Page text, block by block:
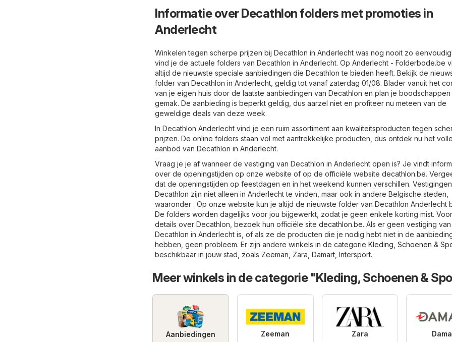
Informatie over Decathlon folders met promoties in
Anderlecht
Winkelen tegen scherpe prijzen bij Decathlon in Anderlecht was nog nooit zo
vind je de actuele folders van Decathlon in Anderlecht. Op Anderlecht - Folderbode.be
altijd de nieuwste speciale aanbiedingen die Decathlon te bieden heeft. Bekijk de
folder van Decathlon in Anderlecht, geldig tot vanaf zaterdag 01/08. Blader vanuit het
van je eigen huis door de laatste aanbiedingen van Decathlon en plan je boodschappen
gemak. De aanbieding is beperkt geldig, dus aarzel niet en profiteer nu meteen van de
geweldige deals van deze week.
In Decathlon Anderlecht vind je een ruim assortiment aan kwaliteitsproducten tegen
prijzen. De online folders staan vol met aantrekkelijke producten, dus ontdek nu het
aanbod van Decathlon in Anderlecht.
Vraag je je af wanneer de vestiging van Decathlon in Anderlecht open is? Je vindt
over de openingstijden op onze website of op de officiële website decathlon.be.
dat de openingstijden op feestdagen en in het weekend kunnen verschillen.
Decathlon zijn niet alleen in Anderlecht te vinden, maar ook in andere Belgische steden,
waaronder . Op onze website kun je altijd de nieuwste folder van Decathlon Anderlecht
De folders worden dagelijks voor jou bijgewerkt, zodat je geen enkele korting mist.
details over Decathlon, bezoek hun officiële site decathlon.be. Als er geen vestiging van
Decathlon in Anderlecht is, of als ze de producten die je nodig hebt niet in de
hebben, geen probleem. Er zijn andere winkels in de categorie Kleding, Schoenen &
beschikbaar in jouw stad, zoals Zeeman Zara Damart Intersport.
Meer winkels in de categorie "Kleding, Schoenen &
Aanbiedingen Zeeman Zara